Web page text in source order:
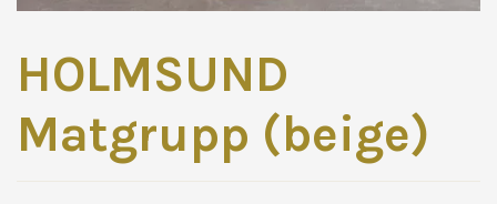
HOLMSUND
Matgrupp (beige)